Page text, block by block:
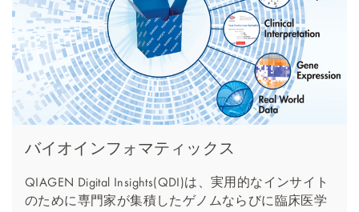
バイオインフォマティックス
QIAGEN Digital Insights(QDI)は、実用的なインサイト
のために専門家が集積したゲノムならびに臨床医学